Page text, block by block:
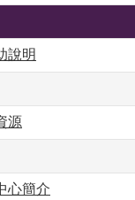
說明
源
心簡介